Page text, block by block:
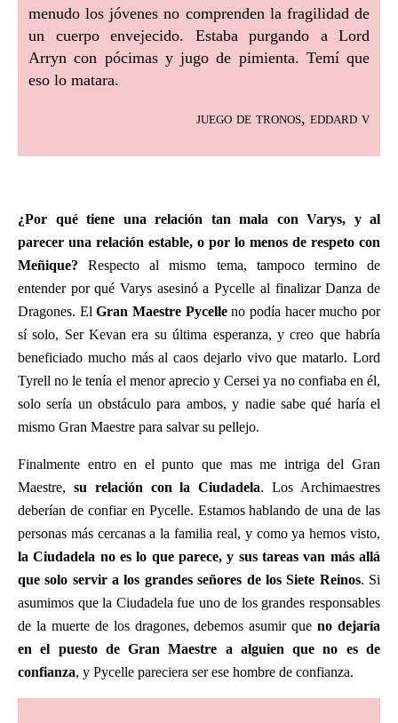
menudo los jóvenes no comprenden la fragilidad de
un cuerpo envejecido. Estaba purgando a Lord
Arryn con pócimas y jugo de pimienta. Temí que
eso lo matara.
juego de tronos, eddard v
¿Por qué tiene una relación tan mala con Varys, y al
parecer una relación estable, o por lo menos de respeto con
Meñique? Respecto al mismo tema, tampoco termino de
entender por qué Varys asesinó a Pycelle al finalizar Danza de
Dragones. ElGran Maestre Pycelleno podía hacer mucho por
sí solo, Ser Kevan era su última esperanza, y creo que habría
beneficiado mucho más al caos dejarlo vivo que matarlo. Lord
Tyrell no le tenía el menor aprecio y Cersei ya no confiaba en él,
solo sería un obstáculo para ambos, y nadie sabe qué haría el
mismo Gran Maestre para salvar su pellejo.
Finalmente entro en el punto que mas me intriga del Gran
Maestre, su relación con la Ciudadela. Los Archimaestres
deberían de confiar en Pycelle. Estamos hablando de una de las
personas más cercanas a la familia real, y como ya hemos visto,
la Ciudadela no es lo que parece, y sus tareas van más allá
que solo servir a los grandes señores de los Siete Reinos. Si
asumimos que la Ciudadela fue uno de los grandes responsables
de la muerte de los dragones, debemos asumir queno dejaría
en el puesto de Gran Maestre a alguien que no es de
confianza, y Pycelle pareciera ser ese hombre de confianza.